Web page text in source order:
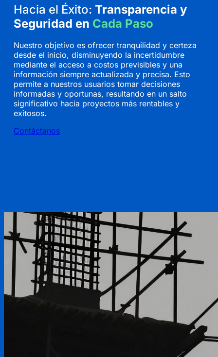
Hacia el Éxito: Transparencia y
Seguridad en Cada Paso
Nuestro objetivo es ofrecer tranquilidad y certeza
desde el inicio, disminuyendo la incertidumbre
mediante el acceso a costos previsibles y una
información siempre actualizada y precisa. Esto
permite a nuestros usuarios tomar decisiones
informadas y oportunas, resultando en un salto
significativo hacia proyectos más rentables y
exitosos.
Contáctanos